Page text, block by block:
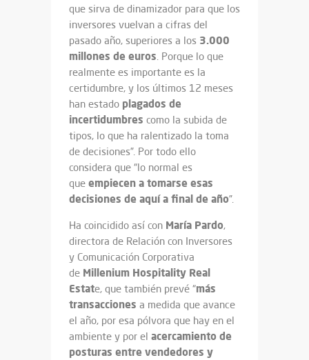
que sirva de dinamizador para que los
inversores vuelvan a cifras del
pasado año, superiores a los 3.000
millones de euros. Porque lo que
realmente es importante es la
certidumbre, y los últimos 12 meses
han estado plagados de
incertidumbres como la subida de
tipos, lo que ha ralentizado la toma
de decisiones”. Por todo ello
considera que “lo normal es
que empiecen a tomarse esas
decisiones de aquí a final de año”.
Ha coincidido así con María Pardo,
directora de Relación con Inversores
y Comunicación Corporativa
de Millenium Hospitality Real
Estate, que también prevé “más
transacciones a medida que avance
el año, por esa pólvora que hay en el
ambiente y por el acercamiento de
posturas entre vendedores y